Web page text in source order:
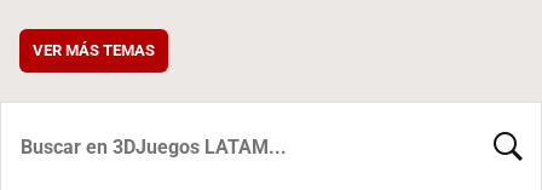
VER MÁS TEMAS